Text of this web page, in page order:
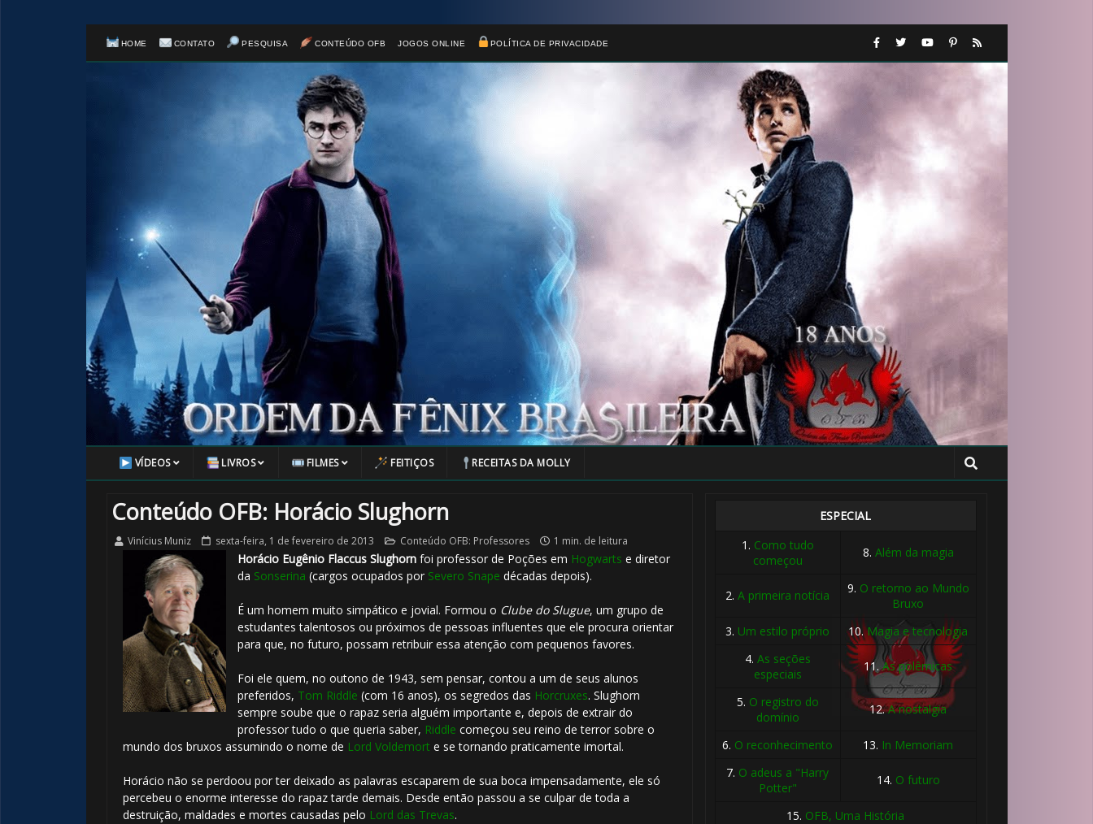
HOME CONTATO PESQUISA CONTEÚDO OFB JOGOS ONLINE POLÍTICA DE PRIVACIDADE
VÍDEOS LIVROS FILMES FEITIÇOS RECEITAS DA MOLLY
Conteúdo OFB: Horácio Slughorn
Vinícius Muniz sexta-feira, 1 de fevereiro de 2013 Conteúdo OFB: Professores 1 min. de leitura
Horácio Eugênio Flaccus Slughornfoi professor de Poções em Hogwarts e diretor
da Sonserina (cargos ocupados por Severo Snape décadas depois).
É um homem muito simpático e jovial. Formou o Clube do Slugue, um grupo de
estudantes talentosos ou próximos de pessoas influentes que ele procura orientar
para que, no futuro, possam retribuir essa atenção com pequenos favores.
Foi ele quem, no outono de 1943, sem pensar, contou a um de seus alunos
preferidos, Tom Riddle (com 16 anos), os segredos das Horcruxes. Slughorn
sempre soube que o rapaz seria alguém importante e, depois de extrair do
professor tudo o que queria saber, Riddle começou seu reino de terror sobre o
mundo dos bruxos assumindo o nome de Lord Voldemort e se tornando praticamente imortal.
Horácio não se perdoou por ter deixado as palavras escaparem de sua boca impensadamente, ele só
percebeu o enorme interesse do rapaz tarde demais. Desde então passou a se culpar de toda a
destruição, maldades e mortes causadas pelo Lord das Trevas.
ESPECIAL
1. Como tudo
começou
8. Além da magia
2.A primeira notícia 9. O retorno ao Mundo
Bruxo
3. Um estilo próprio 10.Magia e tecnologia
4. As seções
especiais
11.As polêmicas
5. O registro do
domínio
12.A nostalgia
6. O reconhecimento 13. In Memoriam
7. O adeus a "Harry
Potter"
14. O futuro
15. OFB, Uma História